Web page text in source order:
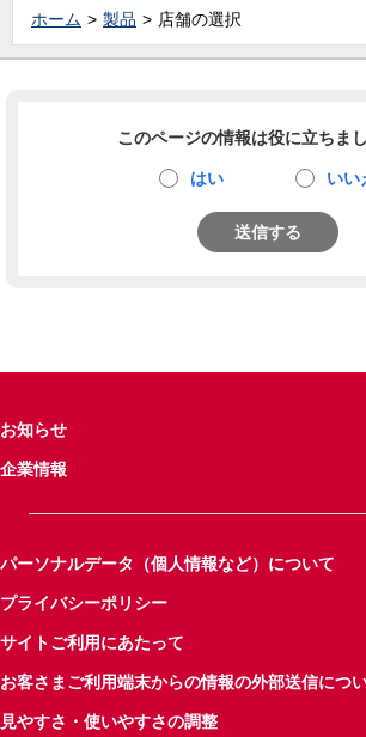
ホーム 製品 店舗の選択
このページの情報は役に立ちま
はい いい
送信する
お知らせ
企業情報
パーソナルデータ（個人情報など）について
プライバシーポリシー
サイトご利用にあたって
お客さまご利用端末からの情報の外部送信につ
見やすさ・使いやすさの調整